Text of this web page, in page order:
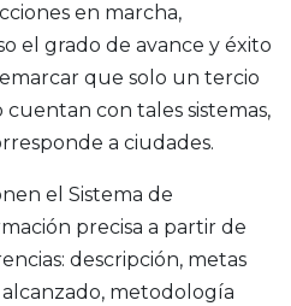
en marcha,
el grado de avance y éxito
que solo un tercio
con tales sistemas,
a ciudades.
el Sistema de
precisa a partir de
descripción, metas
metodología